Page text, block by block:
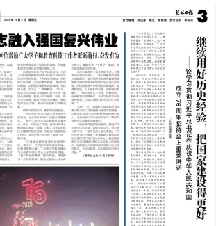
下一版
2025年10月03日